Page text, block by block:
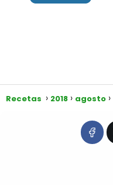
Recetas 2018 agosto